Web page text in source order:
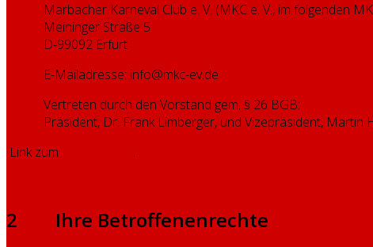
Marbacher Karneval Club e. V. (MKC e. V., im folgenden
Meininger Straße 5
D-99092 Erfurt
E-Mailadresse: info@mkc-ev.de
Vertreten durch den Vorstand gem. § 26 BGB:
Präsident, Dr. Frank Limberger, und Vizepräsident, Martin
Link zum
.
2 Ihre Betroffenenrechte